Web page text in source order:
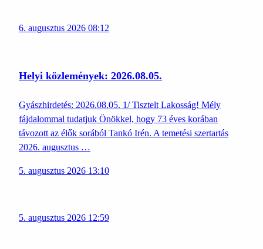
6. augusztus 2026 08:12
Helyi közlemények: 2026.08.05.
Gyászhirdetés: 2026.08.05. 1/ Tisztelt Lakosság! Mély
fájdalommal tudatjuk Önökkel, hogy 73 éves korában
távozott az élők sorából Tankó Irén. A temetési szertartás
2026. augusztus …
5. augusztus 2026 13:10
5. augusztus 2026 12:59